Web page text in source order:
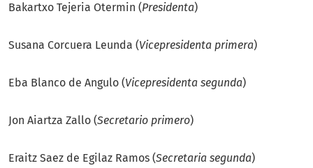
Bakartxo Tejeria Otermin (Presidenta)
Susana Corcuera Leunda (Vicepresidenta primera)
Eba Blanco de Angulo (Vicepresidenta segunda)
Jon Aiartza Zallo (Secretario primero)
Eraitz Saez de Egilaz Ramos (Secretaria segunda)